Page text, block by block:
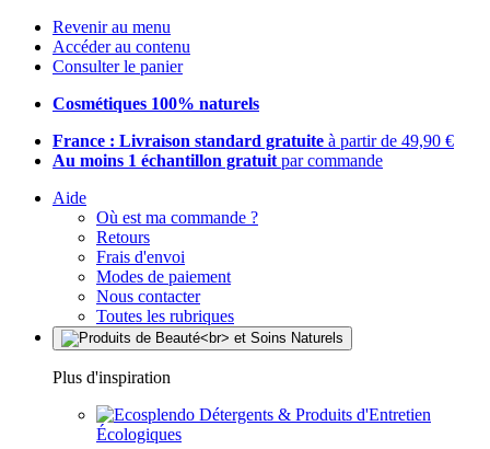
Revenir au menu
Accéder au contenu
Consulter le panier
Cosmétiques 100% naturels
France : Livraison standard gratuite à partir de 49,90 €
Au moins 1 échantillon gratuit par commande
Aide
Où est ma commande ?
Retours
Frais d'envoi
Modes de paiement
Nous contacter
Toutes les rubriques
Plus d'inspiration
Détergents & Produits d'Entretien
Écologiques